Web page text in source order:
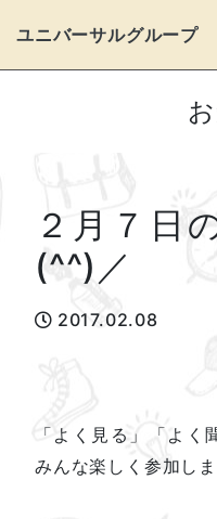
ユニバーサルグループ
２月７日
(^^)／
2017.02.08
「よく見る」「よ
みんな楽しく参加し